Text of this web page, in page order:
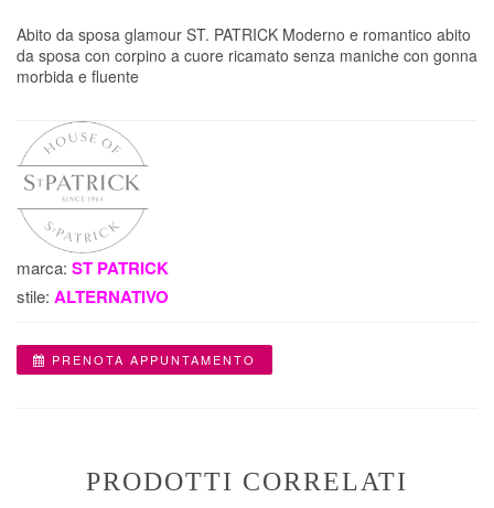
Abito da sposa glamour ST. PATRICK Moderno e romantico abito
da sposa con corpino a cuore ricamato senza maniche con gonna
morbida e fluente
marca: ST PATRICK
stile: ALTERNATIVO
PRENOTA APPUNTAMENTO
PRODOTTI CORRELATI